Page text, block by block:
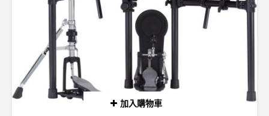
加入購物車